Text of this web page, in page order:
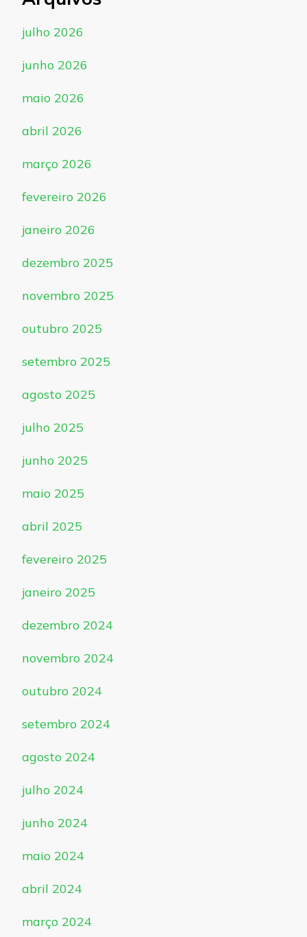
julho 2026
junho 2026
maio 2026
abril 2026
março 2026
fevereiro 2026
janeiro 2026
dezembro 2025
novembro 2025
outubro 2025
setembro 2025
agosto 2025
julho 2025
junho 2025
maio 2025
abril 2025
fevereiro 2025
janeiro 2025
dezembro 2024
novembro 2024
outubro 2024
setembro 2024
agosto 2024
julho 2024
junho 2024
maio 2024
abril 2024
março 2024